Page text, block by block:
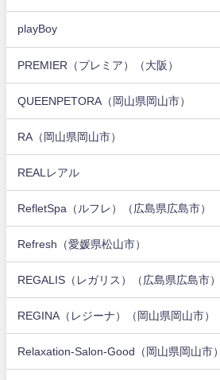
playBoy
PREMIER（プレミア）（大阪）
QUEENPETORA（岡山県岡山市）
RA（岡山県岡山市）
REALレアル
RefletSpa（ルフレ）（広島県広島市）
Refresh（愛媛県松山市）
REGALIS（レガリス）（広島県広島市）
REGINA（レジーナ）（岡山県岡山市）
Relaxation-Salon-Good（岡山県岡山市）